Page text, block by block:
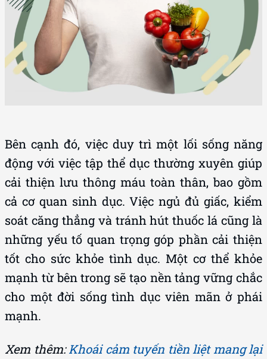
Bên cạnh đó, việc duy trì một lối sống năng
động với việc tập thể dục thường xuyên giúp
cải thiện lưu thông máu toàn thân, bao gồm
cả cơ quan sinh dục. Việc ngủ đủ giấc, kiểm
soát căng thẳng và tránh hút thuốc lá cũng là
những yếu tố quan trọng góp phần cải thiện
tốt cho sức khỏe tình dục. Một cơ thể khỏe
mạnh từ bên trong sẽ tạo nền tảng vững chắc
cho một đời sống tình dục viên mãn ở phái
mạnh.
Xem thêm:Khoái cảm tuyến tiền liệt mang lại